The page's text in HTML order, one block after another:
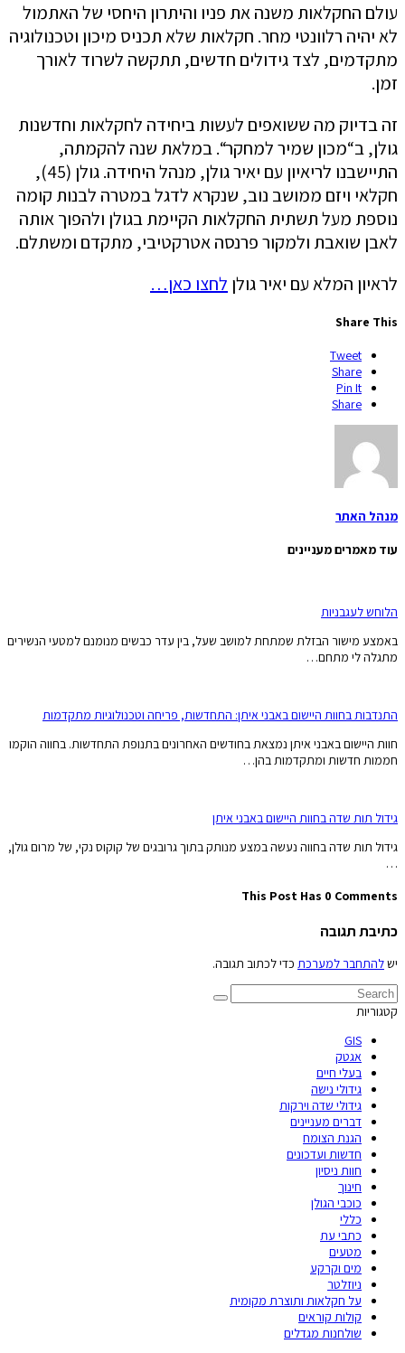
עולם החקלאות משנה את פניו והיתרון היחסי של האתמול
לא יהיה רלוונטי מחר. חקלאות שלא תכניס מיכון וטכנולוגיה
מתקדמים, לצד גידולים חדשים, תתקשה לשרוד לאורך
זמן.
זה בדיוק מה ששואפים לעשות ביחידה לחקלאות וחדשנות
גולן, ב“מכון שמיר למחקר“. במלאת שנה להקמתה,
התיישבנו לריאיון עם יאיר גולן, מנהל היחידה. גולן (45),
חקלאי ויזם ממושב נוב, שנקרא לדגל במטרה לבנות קומה
נוספת מעל תשתית החקלאות הקיימת בגולן ולהפוך אותה
לאבן שואבת ולמקור פרנסה אטרקטיבי, מתקדם ומשתלם.
לראיון המלא עם יאיר גולן לחצו כאן…
Share This
Tweet
Share
Pin It
Share
מנהל האתר
עוד מאמרים מעניינים
הלוחש לעגבניות
באמצע מישור הבזלת שמתחת למושב שעל, בין עדר כבשים מנומנם למטעי הנשירים
מתגלה לי מתחם…
התנדבות בחוות היישום באבני איתן: התחדשות, פריחה וטכנולוגיות מתקדמות
חוות היישום באבני איתן נמצאת בחודשים האחרונים בתנופת התחדשות. בחווה הוקמו
חממות חדשות ומתקדמות בהן…
גידול תות שדה בחוות היישום באבני איתן
גידול תות שדה בחווה נעשה במצע מנותק בתוך גרובגים של קוקוס נקי, של מרום גולן,
…
This Post Has 0 Comments
כתיבת תגובה
ישלהתחבר למערכת כדי לכתוב תגובה.
קטגוריות
GIS
אגטק
בעלי חיים
גידולי נישה
גידולי שדה וירקות
דברים מעניינים
הגנת הצומח
חדשות ועדכונים
חוות ניסיון
חינוך
כוכבי הגולן
כללי
כתבי עת
מטעים
מים וקרקע
ניוזלטר
על חקלאות ותוצרת מקומית
קולות קוראים
שולחנות מגדלים